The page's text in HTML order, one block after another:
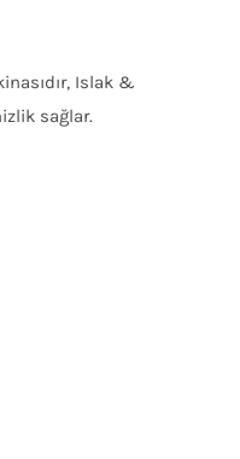
Islak &
sağlar.